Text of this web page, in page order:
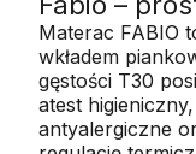
Materac FABIO
wkładem
gęstości T30
atest
antyalergiczne